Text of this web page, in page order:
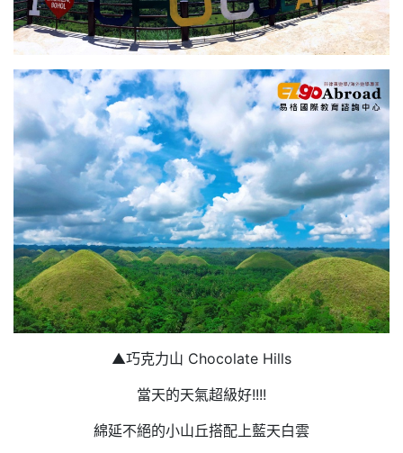
▲巧克力山 Chocolate Hills
當天的天氣超級好!!!!
綿延不絕的小山丘搭配上藍天白雲